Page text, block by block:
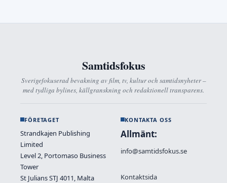
Samtidsfokus
Sverigefokuserad bevakning av film, tv, kultur och samtidsnyheter –
med tydliga bylines, källgranskning och redaktionell transparens.
FÖRETAGET
Strandkajen Publishing
Limited
Level 2, Portomaso Business
Tower
St Julians STJ 4011, Malta
KONTAKTA OSS
Allmänt:
info@samtidsfokus.se
Kontaktsida